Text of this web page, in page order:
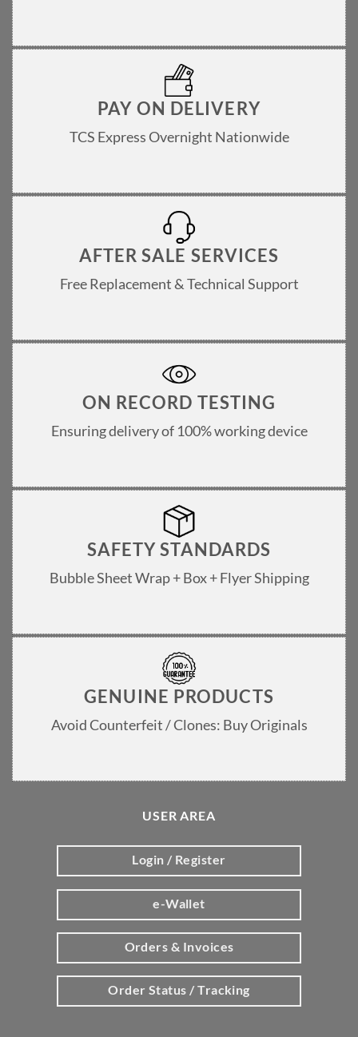
PAY ON DELIVERY
TCS Express Overnight Nationwide
AFTER SALE SERVICES
Free Replacement & Technical Support
ON RECORD TESTING
Ensuring delivery of 100% working device
SAFETY STANDARDS
Bubble Sheet Wrap + Box + Flyer Shipping
GENUINE PRODUCTS
Avoid Counterfeit / Clones: Buy Originals
USER AREA
Login / Register
e-Wallet
Orders & Invoices
Order Status / Tracking